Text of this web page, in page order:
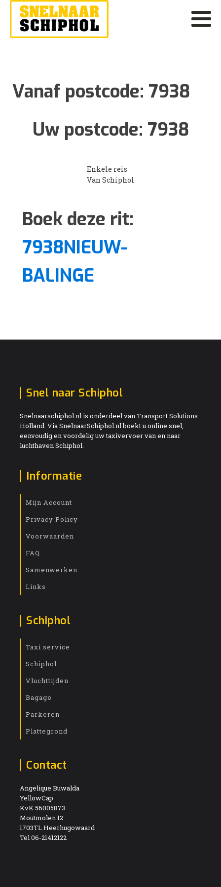
Vanaf postcode: 7938
Uw postcode: 7938
Enkele reis
Van Schiphol
Boek deze rit:
7938NIEUW-
BALINGE
Snel naar Schiphol
Snelnaarschiphol.nl is onderdeel van Transport Solutions
Holland. Via SnelnaarSchiphol.nl boekt u online snel,
eenvoudig en voordelig uw taxivervoer van en naar
luchthaven Schiphol.
Informatie
Mijn Account
Privacy Policy
Voorwaarden
FAQ
Samenwerken
Links
Schiphol
Taxi service
Schiphol
Vluchttijden
Bagage
Parkeren
Plattegrond
Contact
Angelique Buwalda
YellowCap
KvK 56005873
Moutmolen 12
1703TL Heerhugowaard
Tel 06-21412122